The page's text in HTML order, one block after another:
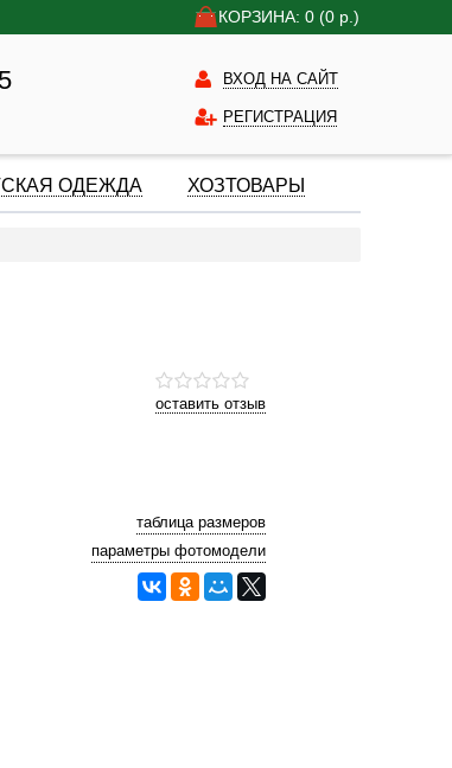
КОРЗИНА: 0 (0 р.)
ВХОД НА САЙТ
РЕГИСТРАЦИЯ
ОДЕЖДА ХОЗТОВАРЫ
оставить отзыв
таблица размеров
параметры фотомодели